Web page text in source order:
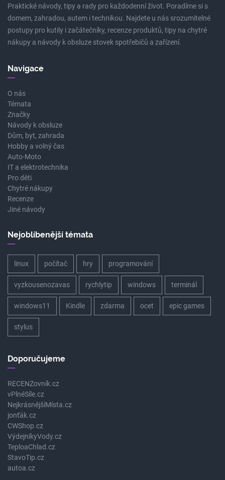
Praktické návody, tipy a rady pro každodenní život. Poradíme si s
domem, zahradou, autem i technikou. Najdete u nás srozumitelné
postupy pro kutily i začátečníky, recenze produktů, tipy na chytré
nákupy a návody k obsluze stovek spotřebičů a zařízení.
Navigace
O nás
Témata
Značky
Návody k obsluze
Dům, byt, zahrada
Hobby a volný čas
Auto-Moto
IT a elektrotechnika
Pro děti
Chytré nákupy
Recenze
Jiné návody
Nejoblíbenější témata
linux počítač hry programování
vyzkousenozavas rychlytip windows terminál
windows11 Kindle zdarma ocet epic games
stylus
Doporučujeme
RECENZovník.cz
vPlnéSíle.cz
NejkrásnějšíMísta.cz
jonťák.cz
CWShop.cz
VýdejníkyVody.cz
TeploaChlad.cz
StavoTip.cz
autoa.cz